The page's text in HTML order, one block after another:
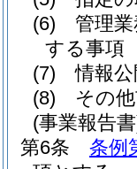
(6)
管理
する事項
(7)
情報
(8)
その
(事業報告
第6条
条例